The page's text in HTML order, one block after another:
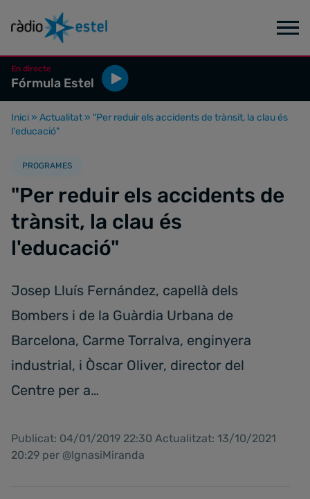
En directe
Fórmula Estel
Inici » Actualitat » "Per reduir els accidents de trànsit, la clau és
l'educació"
PROGRAMES
"Per reduir els accidents de
trànsit, la clau és
l'educació"
Josep Lluís Fernández, capellà dels
Bombers i de la Guàrdia Urbana de
Barcelona, Carme Torralva, enginyera
industrial, i Òscar Oliver, director del
Centre per a…
Publicat: 04/01/2019 22:30 Actualitzat: 13/10/2021
20:29 per @IgnasiMiranda